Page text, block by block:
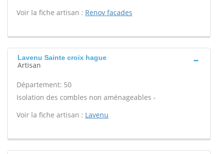
Voir la fiche artisan : Renov facades
Lavenu Sainte croix hague
Artisan
Département: 50
Isolation des combles non aménageables -
Voir la fiche artisan : Lavenu